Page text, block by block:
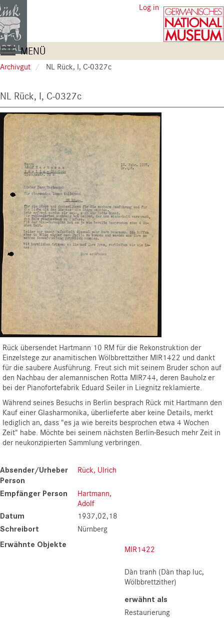
Skip
to
main
content
User
account
menu
Log in
Main
navigation
MENÜ
Archivgut NL Rück, I, C-0327c
NL Rück, I, C-0327c
Rück übersendet Hartmann 10 RM für die Rekonstruktion der
Einzelstege zur anamitischen Wölbbrettzither MIR1422 und dankt
für die saubere Ausführung. Freut sich mit seinem Bruder schon auf
den Nachbau der alemannischen Rotta MIR744, deren Bauholz er
bei der Pianofortefabrik Eduard Seiler in Liegnitz reklamierte.
Während seines Besuchs in Berlin besprach Rück mit Hartmann den
Kauf einer Glasharmonika, überlieferte aber keine Details, merkt
lediglich an, dass "es ja wie bereits besprochen etwa 4 Wochen
Zeit" habe. Möchte bei seinem nächsten Berlin-Besuch mehr Zeit in
der neukonzipierten Sammlung verbringen.
Absender/Urheber
Person
Rück, Ulrich
Empfänger Person
Hartmann,
Adolf
Datum 1937,02,18
Schreibort Nürnberg
Erwähnte Objekte MIR1422
Dàn tranh (Dàn thap luc,
Wölbbrettzither)
erwähnt als
Restaurierung